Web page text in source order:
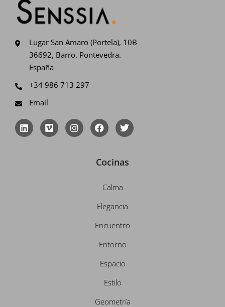
Lugar San Amaro (Portela), 10B
36692, Barro. Pontevedra.
España
+34 986 713 297
Email
L
i
n
V
i
m
I
n
s
F
a
c
b
o
k
T
w
i
t
e
Cocinas
Calma
Elegancia
Encuentro
Entorno
Espacio
Estilo
Geometría